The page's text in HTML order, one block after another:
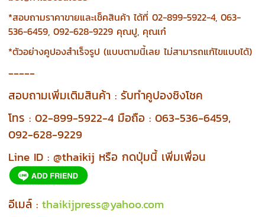
*สอบถามราคาขายและเช็คสินค้า ได้ที่ 02-899-5922-4, 063-
536-6459, 092-628-9229 คุณปู, คุณเก๋
*ตัวอย่างคูปองสำเร็จรูป (แบบตามนี้เลย ไม่สามารถแก้ไขแบบได้)
-----
สอบถามเพิ่มเติมสินค้า : รับทำคูปองชิงโชค
โทร : 02-899-5922-4 มือถือ : 063-536-6459,
092-628-9229
Line ID : @thaikij หรือ กดปุ่มนี้ เพิ่มเพื่อน
อีเมล์ :thaikijpress@yahoo.com